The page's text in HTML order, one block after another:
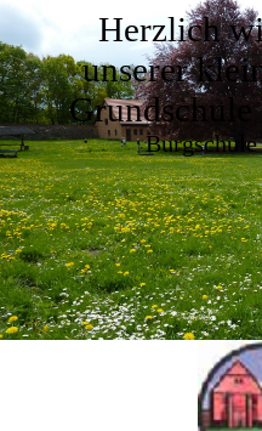
Herzlich
unserer
Burgschule